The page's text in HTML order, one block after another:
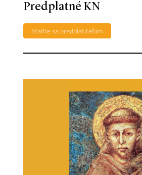
Predplatné KN
Staňte sa predplatiteľom